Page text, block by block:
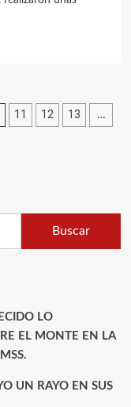
11 12 13 …
Buscar
LO
EL MONTE EN LA
UN RAYO EN SUS